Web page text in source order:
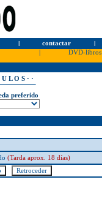
l contactar l
DVD-libros
L O S · ·
preferido
(Tarda aprox. 18 días)